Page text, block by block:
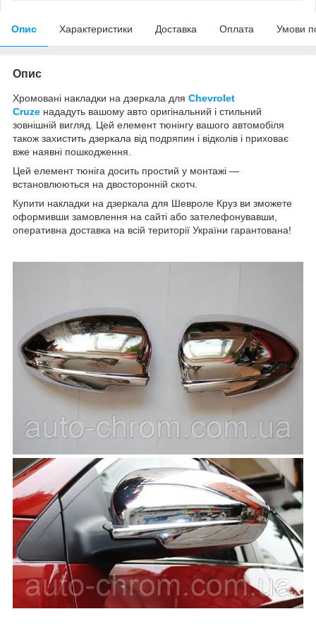
Опис Характеристики Доставка Оплата Умови
Опис
Хромовані накладки на дзеркала для Chevrolet
Cruze нададуть вашому авто оригінальний і стильний
зовнішній вигляд. Цей елемент тюнінгу вашого автомобіля
також захистить дзеркала від подряпин і відколів і приховає
вже наявні пошкодження.
Цей елемент тюніга досить простий у монтажі —
встановлюються на двосторонній скотч.
Купити накладки на дзеркала для Шевроле Круз ви зможете
оформивши замовлення на сайті або зателефонувавши,
оперативна доставка на всій території України гарантована!